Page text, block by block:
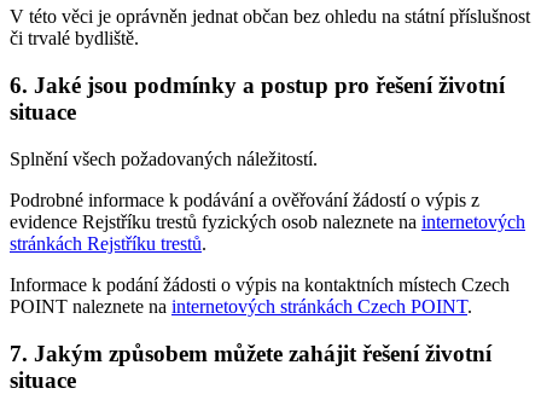
V této věci je oprávněn jednat občan bez ohledu na státní příslušnost
či trvalé bydliště.
6. Jaké jsou podmínky a postup pro řešení životní
situace
Splnění všech požadovaných náležitostí.
Podrobné informace k podávání a ověřování žádostí o výpis z
evidence Rejstříku trestů fyzických osob naleznete na internetových
stránkách Rejstříku trestů.
Informace k podání žádosti o výpis na kontaktních místech Czech
POINT naleznete na internetových stránkách Czech POINT.
7. Jakým způsobem můžete zahájit řešení životní
situace